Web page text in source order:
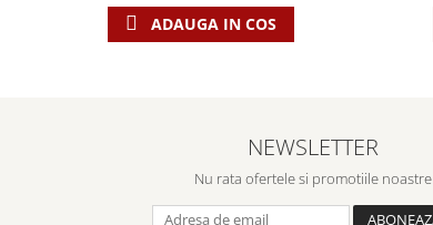
ADAUGA IN COS
NEWSLETTER
Nu rata ofertele si promotiile noastre